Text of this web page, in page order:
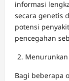
informasi
secara genetis
potensi
pencegahan
Bagi beberapa